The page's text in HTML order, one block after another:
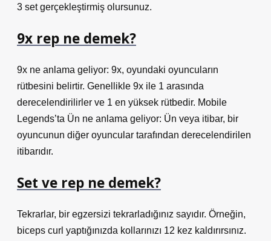
3 set gerçekleştirmiş olursunuz.
9x rep ne demek?
9x ne anlama geliyor: 9x, oyundaki oyuncuların
rütbesini belirtir. Genellikle 9x ile 1 arasında
derecelendirilirler ve 1 en yüksek rütbedir. Mobile
Legends’ta Ün ne anlama geliyor: Ün veya itibar, bir
oyuncunun diğer oyuncular tarafından derecelendirilen
itibarıdır.
Set ve rep ne demek?
Tekrarlar, bir egzersizi tekrarladığınız sayıdır. Örneğin,
biceps curl yaptığınızda kollarınızı 12 kez kaldırırsınız.